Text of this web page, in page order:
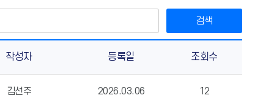
검색
작성자 등록일 조회수
김선주 2026.03.06 12